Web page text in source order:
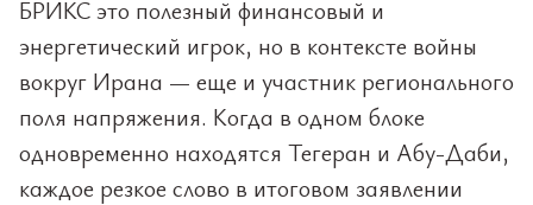
БРИКС это полезный финансовый и
энергетический игрок, но в контексте войны
вокруг Ирана — еще и участник регионального
поля напряжения. Когда в одном блоке
одновременно находятся Тегеран и Абу-Даби,
каждое резкое слово в итоговом заявлении